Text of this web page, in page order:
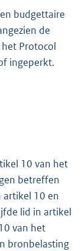
budgettaire
de
Protocol
ingeperkt.
10 van het
betreffen
artikel 10 en
lid in artikel
van het
bronbelasting